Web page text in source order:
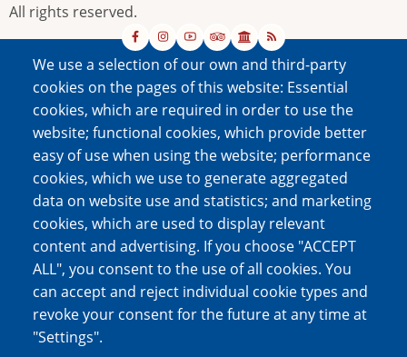
We use a selection of our own and third-party
cookies on the pages of this website: Essential
cookies, which are required in order to use the
website; functional cookies, which provide better
easy of use when using the website; performance
cookies, which we use to generate aggregated
data on website use and statistics; and marketing
cookies, which are used to display relevant
content and advertising. If you choose "ACCEPT
ALL", you consent to the use of all cookies. You
can accept and reject individual cookie types and
revoke your consent for the future at any time at
"Settings".
All rights reserved.